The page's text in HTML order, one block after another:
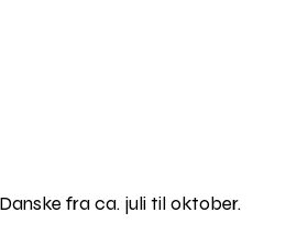
fra ca. juli til oktober.